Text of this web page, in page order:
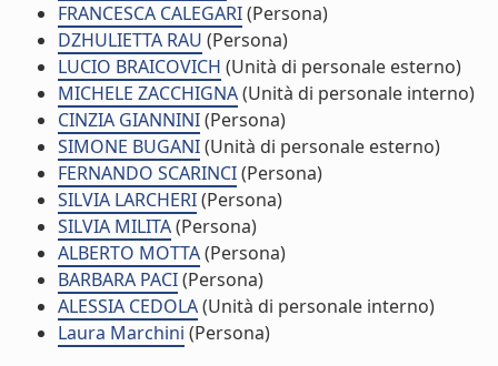
FRANCESCA CALEGARI(Persona)
DZHULIETTA RAU (Persona)
LUCIO BRAICOVICH (Unità di personale esterno)
MICHELE ZACCHIGNA(Unità di personale interno)
CINZIA GIANNINI(Persona)
SIMONE BUGANI(Unità di personale esterno)
FERNANDO SCARINCI(Persona)
SILVIA LARCHERI(Persona)
SILVIA MILITA(Persona)
ALBERTO MOTTA(Persona)
BARBARA PACI(Persona)
ALESSIA CEDOLA(Unità di personale interno)
Laura Marchini (Persona)